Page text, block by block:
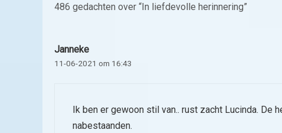
486 gedachten over “In liefdevolle herinnering”
Janneke
11-06-2021 om 16:43
Ik ben er gewoon stil van.. rust zacht Lucinda. De
nabestaanden.